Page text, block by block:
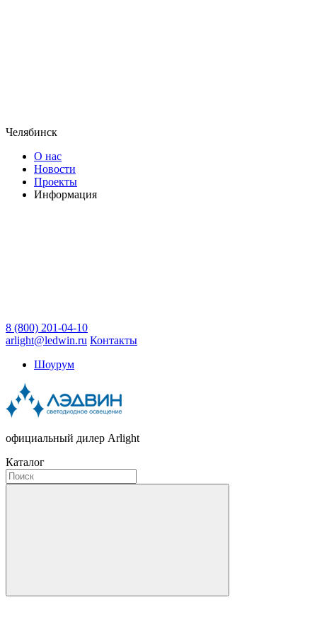
Челябинск
О нас
Новости
Проекты
Информация
8 (800) 201-04-10
arlight@ledwin.ru Контакты
Шоурум
официальный дилер Arlight
Каталог